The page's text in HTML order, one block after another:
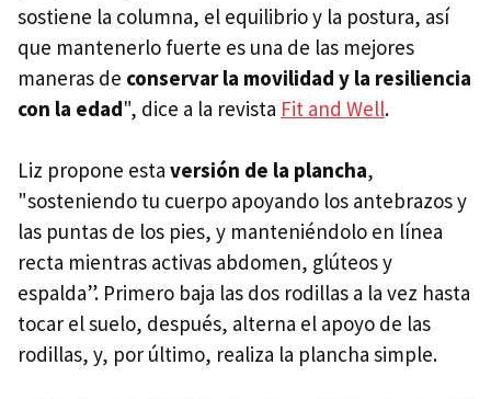
sostiene la columna, el equilibrio y la postura, así
que mantenerlo fuerte es una de las mejores
maneras de conservar la movilidad y la resiliencia
con la edad", dice a la revista Fit and Well.
Liz propone esta versión de la plancha,
"sosteniendo tu cuerpo apoyando los antebrazos y
las puntas de los pies, y manteniéndolo en línea
recta mientras activas abdomen, glúteos y
espalda”. Primero baja las dos rodillas a la vez hasta
tocar el suelo, después, alterna el apoyo de las
rodillas, y, por último, realiza la plancha simple.